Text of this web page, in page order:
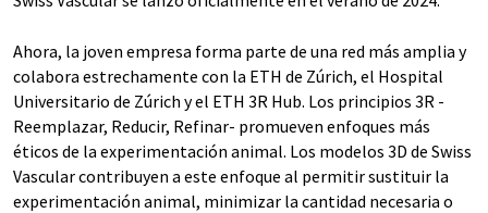
Ahora, la joven empresa forma parte de una red más amplia y
colabora estrechamente con la ETH de Zúrich, el Hospital
Universitario de Zúrich y el ETH 3R Hub. Los principios 3R -
Reemplazar, Reducir, Refinar- promueven enfoques más
éticos de la experimentación animal. Los modelos 3D de Swiss
Vascular contribuyen a este enfoque al permitir sustituir la
experimentación animal, minimizar la cantidad necesaria o